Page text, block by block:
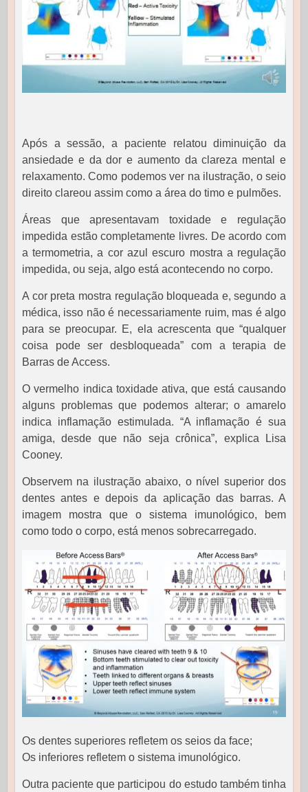
Após a sessão, a paciente relatou diminuição da
ansiedade e da dor e aumento da clareza mental e
relaxamento. Como podemos ver na ilustração, o seio
direito clareou assim como a área do timo e pulmões.
Áreas que apresentavam toxidade e regulação
impedida estão completamente livres. De acordo com
a termometria, a cor azul escuro mostra a regulação
impedida, ou seja, algo está acontecendo no corpo.
A cor preta mostra regulação bloqueada e, segundo a
médica, isso não é necessariamente ruim, mas é algo
para se preocupar. E, ela acrescenta que “qualquer
coisa pode ser desbloqueada” com a terapia de
Barras de Access.
O vermelho indica toxidade ativa, que está causando
alguns problemas que podemos alterar; o amarelo
indica inflamação estimulada. “A inflamação é sua
amiga, desde que não seja crônica”, explica Lisa
Cooney.
Observem na ilustração abaixo, o nível superior dos
dentes antes e depois da aplicação das barras. A
imagem mostra que o sistema imunológico, bem
como todo o corpo, está menos sobrecarregado.
Os dentes superiores refletem os seios da face;
Os inferiores refletem o sistema imunológico.
Outra paciente que participou do estudo também tinha